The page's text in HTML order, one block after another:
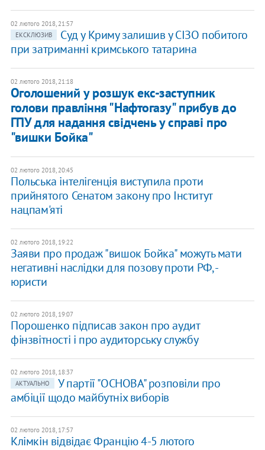
02 лютого 2018, 21:57
ЕКСКЛЮЗИВ
Суд у Криму залишив у СІЗО побитого
при затриманні кримського татарина
02 лютого 2018, 21:18
Оголошений у розшук екс-заступник
голови правління "Нафтогазу" прибув до
ГПУ для надання свідчень у справі про
"вишки Бойка"
02 лютого 2018, 20:45
Польська інтелігенція виступила проти
прийнятого Сенатом закону про Інститут
нацпам'яті
02 лютого 2018, 19:22
Заяви про продаж "вишок Бойка" можуть мати
негативні наслідки для позову проти РФ, -
юристи
02 лютого 2018, 19:07
Порошенко підписав закон про аудит
фінзвітності і про аудиторську службу
02 лютого 2018, 18:37
АКТУАЛЬНО
У партії "ОСНОВА" розповіли про
амбіції щодо майбутніх виборів
02 лютого 2018, 17:57
Клімкін відвідає Францію 4-5 лютого